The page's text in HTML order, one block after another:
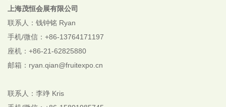
上海茂恒会展有限公司
联系人：钱钟铭 Ryan
手机/微信：+86-13764171197
座机：+86-21-62825880
邮箱：ryan.qian@fruitexpo.cn
联系人：李竫 Kris